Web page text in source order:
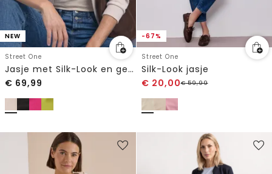
NEW
Street One
Jasje met Silk-Look en geribde details
€ 69,99
-67%
Street One
Silk-Look jasje
€ 20,00€59,99